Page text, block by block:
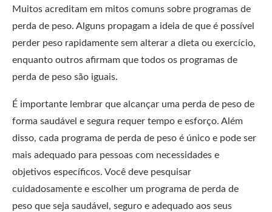
Muitos acreditam em mitos comuns sobre programas de
perda de peso. Alguns propagam a ideia de que é possível
perder peso rapidamente sem alterar a dieta ou exercício,
enquanto outros afirmam que todos os programas de
perda de peso são iguais.
É importante lembrar que alcançar uma perda de peso de
forma saudável e segura requer tempo e esforço. Além
disso, cada programa de perda de peso é único e pode ser
mais adequado para pessoas com necessidades e
objetivos específicos. Você deve pesquisar
cuidadosamente e escolher um programa de perda de
peso que seja saudável, seguro e adequado aos seus